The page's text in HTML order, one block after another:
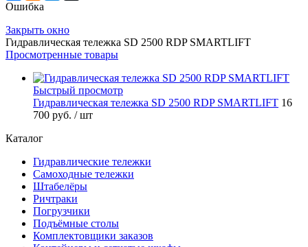
Ошибка
Закрыть окно
Гидравлическая тележка SD 2500 RDP SMARTLIFT
Просмотренные товары
Быстрый просмотр
Гидравлическая тележка SD 2500 RDP SMARTLIFT 16
700 руб. / шт
Каталог
Гидравлические тележки
Самоходные тележки
Штабелёры
Ричтраки
Погрузчики
Подъёмные столы
Комплектовщики заказов